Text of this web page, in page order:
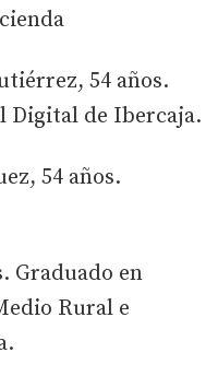
54 años.
Digital de Ibercaja.
54 años.
Graduado en
Rural e